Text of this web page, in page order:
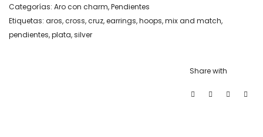
Categorías: Aro con charm,Pendientes
Etiquetas: aros,cross,cruz,earrings,hoops,mix and match,
pendientes,plata,silver
Share with